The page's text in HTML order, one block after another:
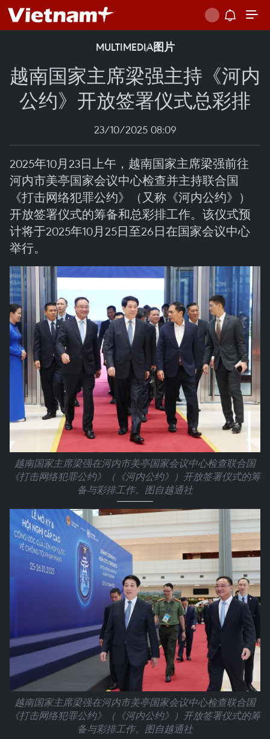
MULTIMEDIA图片
越南国家主席梁强主持《河内
公约》开放签署仪式总彩排
23/10/2025 08:09
2025年10月23日上午，越南国家主席梁强前往
河内市美亭国家会议中心检查并主持联合国
《打击网络犯罪公约》（又称《河内公约》）
开放签署仪式的筹备和总彩排工作。该仪式预
计将于2025年10月25日至26日在国家会议中心
举行。
越南国家主席梁强在河内市美亭国家会议中心检查联合国
《打击网络犯罪公约》（《河内公约》）开放签署仪式的筹
备与彩排工作。图自越通社
越南国家主席梁强在河内市美亭国家会议中心检查联合国
《打击网络犯罪公约》（《河内公约》）开放签署仪式的筹
备与彩排工作。图自越通社